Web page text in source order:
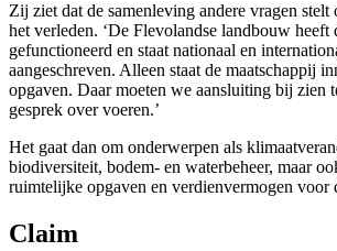
Zij ziet dat de samenleving andere vragen stelt
het verleden. ‘De Flevolandse landbouw heeft
gefunctioneerd en staat nationaal en
aangeschreven. Alleen staat de maatschappij
opgaven. Daar moeten we aansluiting bij zien
gesprek over voeren.’
Het gaat dan om onderwerpen als
biodiversiteit, bodem- en waterbeheer, maar
ruimtelijke opgaven en verdienvermogen voor
Claim